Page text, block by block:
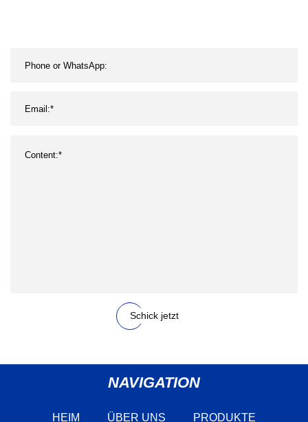
Schick jetzt
NAVIGATION
HEIM ÜBER UNS PRODUKTE